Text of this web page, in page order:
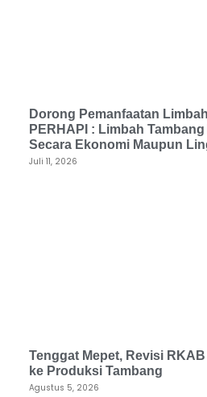
Dorong Pemanfaatan
PERHAPI : Limbah
Secara Ekonomi Maupun
Juli 11, 2026
Tenggat Mepet, Revisi
ke Produksi Tambang
Agustus 5, 2026